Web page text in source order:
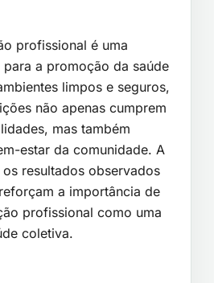
profissional é uma
a promoção da saúde
limpos e seguros,
não apenas cumprem
mas também
estar da comunidade. A
resultados observados
a importância de
profissional como uma
coletiva.